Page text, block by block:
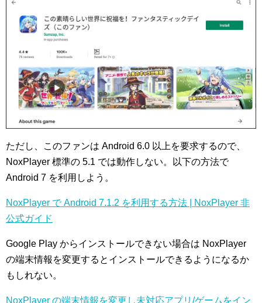
ただし、このファンは Android 6.0 以上を要求するので、
NoxPlayer 標準の 5.1 では動作しない。以下の方法で
Android 7 を利用しよう。
NoxPlayer で Android 7.1.2 を利用する方法 | NoxPlayer 非
公式ガイド
Google Play からインストールできない場合は NoxPlayer
の端末情報を変更するとインストールできるようになるか
もしれない。
NoxPlayer の端末情報を変更し未対応アプリ/ゲームをイン